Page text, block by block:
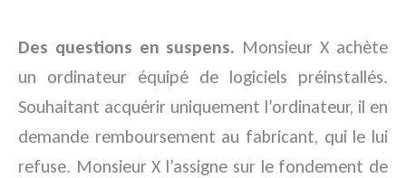
Des questions en suspens. Monsieur X achète
un ordinateur équipé de logiciels préinstallés.
Souhaitant acquérir uniquement l’ordinateur, il en
demande remboursement au fabricant, qui le lui
refuse. Monsieur X l’assigne sur le fondement de